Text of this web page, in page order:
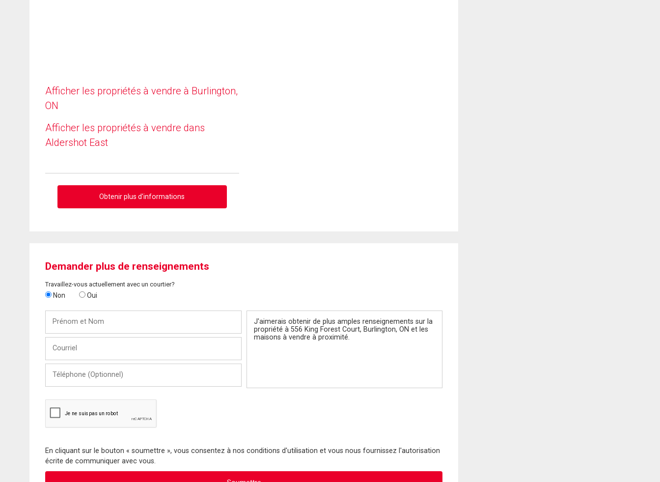
Afficher les propriétés à vendre à Burlington,
ON
Afficher les propriétés à vendre dans
Aldershot East
Obtenir plus d'informations
Demander plus de renseignements
Travaillez-vous actuellement avec un courtier?
Non Oui
Nom
(Optionnel)
En cliquant sur le bouton « soumettre », vous consentez à nos conditions d'utilisation et vous nous fournissez l'autorisation
écrite de communiquer avec vous.